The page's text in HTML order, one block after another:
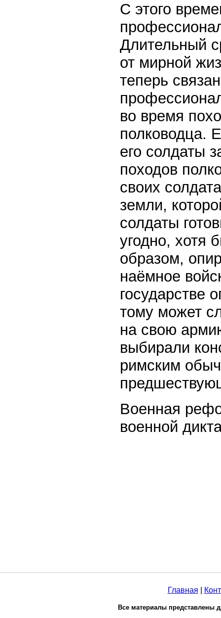
С этого
Длительный
от мирной
теперь
во время
полководца.
его солдаты
походов
своих
земли,
солдаты
угодно, хотя
образом,
наёмное
государстве
тому может
на свою
выбирали
римским
Военная
военной
Главная
Все материалы представлены